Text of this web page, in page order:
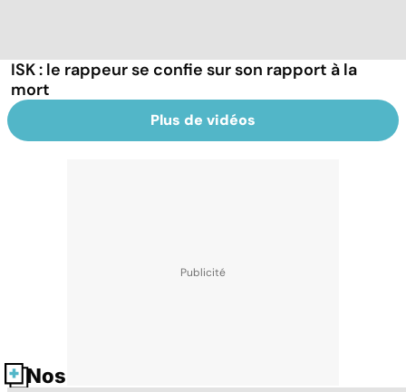
ISK : le rappeur se confie sur son rapport à la
mort
Plus de vidéos
Nos fiches santé